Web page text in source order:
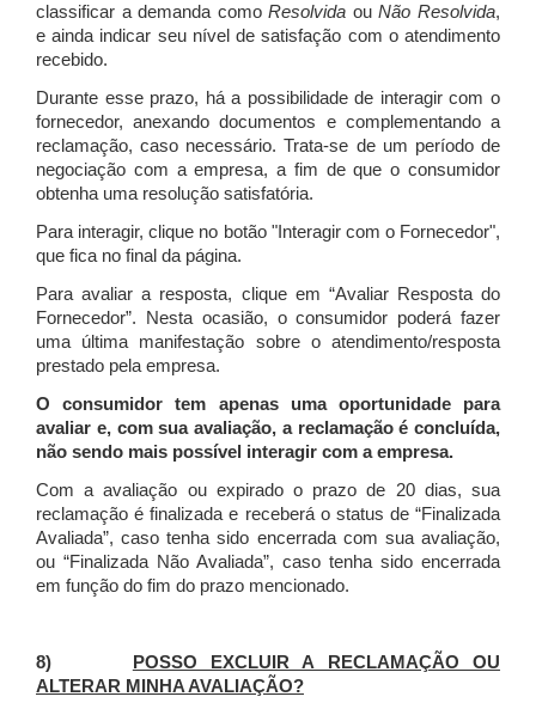
classificar a demanda comoResolvida ouNão Resolvida,
e ainda indicar seu nível de satisfação com o atendimento
recebido.
Durante esse prazo, há a possibilidade de interagir com o
fornecedor, anexando documentos e complementando a
reclamação, caso necessário.Trata-se de um período de
negociação com a empresa, a fim de que o consumidor
obtenha uma resolução satisfatória.
Para interagir, clique no botão "Interagir com o Fornecedor",
que fica no final da página.
Para avaliar a resposta, clique em “Avaliar Resposta do
Fornecedor”. Nesta ocasião, o consumidor poderá fazer
uma última manifestação sobre o atendimento/resposta
prestado pela empresa.
O consumidor tem apenas uma oportunidade para
avaliar e, com sua avaliação, a reclamação é concluída,
não sendo mais possível interagir com a empresa.
Com a avaliação ou expirado o prazo de 20 dias, sua
reclamação é finalizada e receberá o status de “Finalizada
Avaliada”, caso tenha sido encerrada com sua avaliação,
ou “Finalizada Não Avaliada”, caso tenha sido encerrada
em função do fim do prazo mencionado.
8)
POSSO EXCLUIR A RECLAMAÇÃO OU
ALTERAR MINHA AVALIAÇÃO?